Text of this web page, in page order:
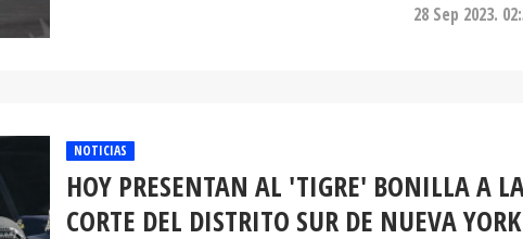
HOY PRESENTAN AL 'TIGRE' BONILLA A LA
CORTE DEL DISTRITO SUR DE NUEVA YORK
El ex director de la Policía Nacional es acusado de delitos